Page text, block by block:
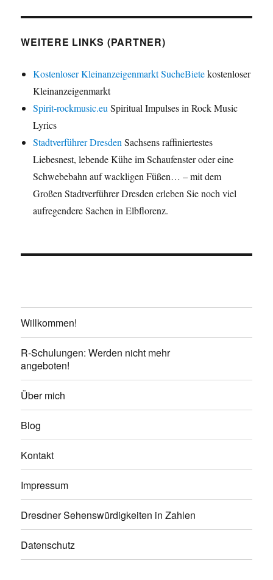
WEITERE LINKS (PARTNER)
Kostenloser Kleinanzeigenmarkt SucheBietekostenloser
Kleinanzeigenmarkt
Spirit-rockmusic.euSpiritual Impulses in Rock Music
Lyrics
Stadtverführer DresdenSachsens raffiniertestes
Liebesnest, lebende Kühe im Schaufenster oder eine
Schwebebahn auf wackligen Füßen… – mit dem
Großen Stadtverführer Dresden erleben Sie noch viel
aufregendere Sachen in Elbflorenz.
Willkommen!
R-Schulungen: Werden nicht mehr
angeboten!
Über mich
Blog
Kontakt
Impressum
Dresdner Sehenswürdigkeiten in Zahlen
Datenschutz